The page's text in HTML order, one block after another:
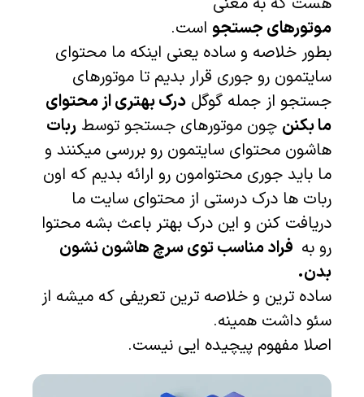
موتورهای جستجواست.
بطور خلاصه و ساده یعنی اینکه ما محتوای
سایتمون رو جوری قرار بدیم تا موتورهای
جستجو از جمله گوگلدرک بهتری از محتوای
ما بکننچون موتورهای جستجو توسطربات
هاشون محتوای سایتمون رو بررسی میکنند و
ما باید جوری محتوامون رو ارائه بدیم که اون
ربات ها درک درستی از محتوای سایت ما
دریافت کنن و این درک بهتر باعث بشه محتوا
رو بهافراد مناسب توی سرچ هاشوننشون
بدن.
ساده ترین و خلاصه ترین تعریفی که میشه از
سئو داشت همینه.
اصلا مفهوم پیچیده ایی نیست.